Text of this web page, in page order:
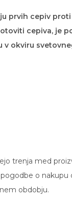
prvih cepiv
cepiva, je
v okviru
trenja med
o
obdobju.